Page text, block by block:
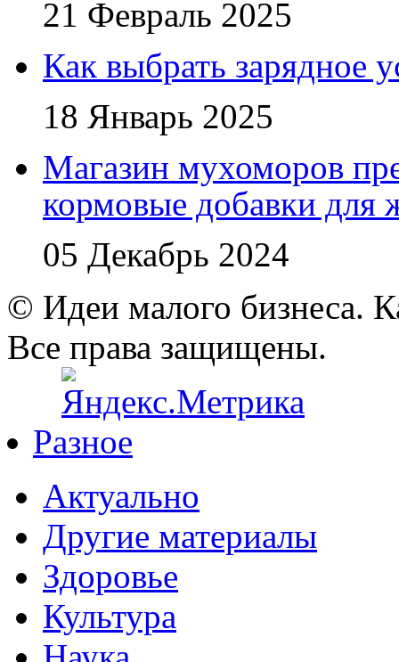
21 Февраль 2025
Как выбрать зарядное
18 Январь 2025
Магазин мухоморов
кормовые добавки для
05 Декабрь 2024
© Идеи малого бизнеса.
Все права защищены.
Разное
Актуально
Другие материалы
Здоровье
Культура